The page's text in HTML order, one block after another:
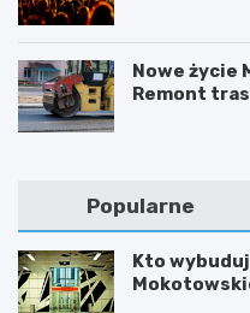
Nowe życie
Remont
Popularne
Kto